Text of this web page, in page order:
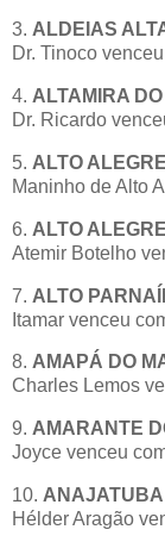
3. ALDEIAS
Dr. Tinoco
4. ALTAMIRA
Dr. Ricardo
5. ALTO
Maninho de Alto
6. ALTO
Atemir Botelho
7. ALTO
Itamar venceu
8. AMAPÁ DO
Charles Lemos
9. AMARANTE
Joyce venceu
10. ANAJATUBA
Hélder Aragão